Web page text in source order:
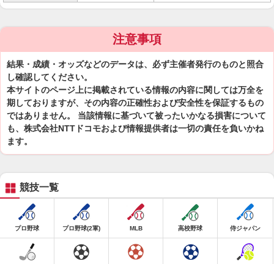
注意事項
結果・成績・オッズなどのデータは、必ず主催者発行のものと照合
し確認してください。
本サイトのページ上に掲載されている情報の内容に関しては万全を
期しておりますが、その内容の正確性および安全性を保証するもの
ではありません。 当該情報に基づいて被ったいかなる損害について
も、株式会社NTTドコモおよび情報提供者は一切の責任を負いかね
ます。
競技一覧
プロ野球 プロ野球(2軍) MLB 高校野球 侍ジャパン